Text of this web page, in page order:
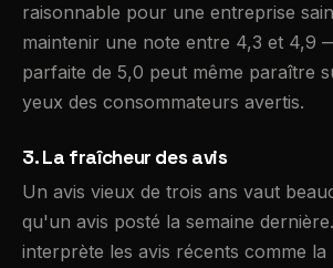
raisonnable pour une entreprise
maintenir une note entre 4,3 et 4,9
parfaite de 5,0 peut même paraître
yeux des consommateurs avertis.
3. La fraîcheur des avis
Un avis vieux de trois ans vaut
qu'un avis posté la semaine
interprète les avis récents comme la